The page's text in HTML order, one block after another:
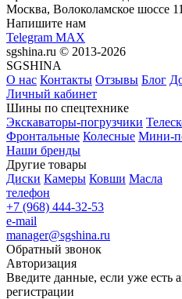
Москва, Волоколамское шоссе
Напишите нам
Telegram MAX
sgshina.ru © 2013-2026
SGSHINA
О нас Контакты Отзывы Блог
Личный кабинет
Шины по спецтехнике
Экскаваторы-погрузчики
Фронтальные Колесные Мини-
Наши бренды
Другие товары
Диски Камеры Ковши Масла
телефон
+7 (968) 444-32-53
e-mail
manager@sgshina.ru
Обратный звонок
Авторизация
Введите данные, если уже есть
регистрации